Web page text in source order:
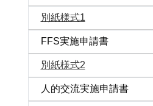
別紙様式1
FFS実施申請書
別紙様式2
人的交流実施申請書